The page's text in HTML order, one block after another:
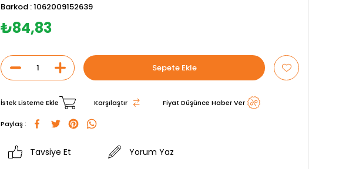
Barkod :1062009152639
₺84,83
İstek Listeme Ekle Karşılaştır Fiyat Düşünce Haber Ver
Paylaş :
Tavsiye Et Yorum Yaz